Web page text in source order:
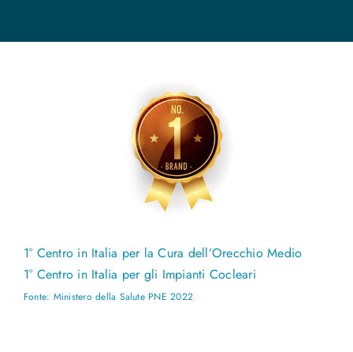
1° Centro in Italia per la Cura dell’Orecchio Medio
1° Centro in Italia per gli Impianti Cocleari
Fonte: Ministero della Salute PNE 2022